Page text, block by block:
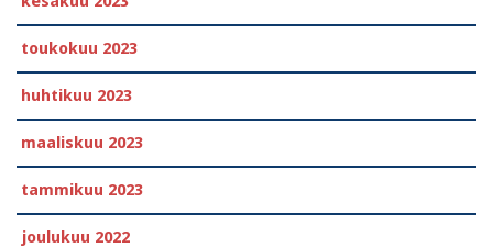
toukokuu 2023
huhtikuu 2023
maaliskuu 2023
tammikuu 2023
joulukuu 2022